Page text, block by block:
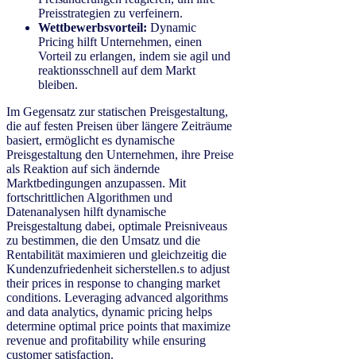
Preisstrategien zu verfeinern.
Wettbewerbsvorteil: Dynamic
Pricing hilft Unternehmen, einen
Vorteil zu erlangen, indem sie agil und
reaktionsschnell auf dem Markt
bleiben.
Im Gegensatz zur statischen Preisgestaltung,
die auf festen Preisen über längere Zeiträume
basiert, ermöglicht es dynamische
Preisgestaltung den Unternehmen, ihre Preise
als Reaktion auf sich ändernde
Marktbedingungen anzupassen. Mit
fortschrittlichen Algorithmen und
Datenanalysen hilft dynamische
Preisgestaltung dabei, optimale Preisniveaus
zu bestimmen, die den Umsatz und die
Rentabilität maximieren und gleichzeitig die
Kundenzufriedenheit sicherstellen.s to adjust
their prices in response to changing market
conditions. Leveraging advanced algorithms
and data analytics, dynamic pricing helps
determine optimal price points that maximize
revenue and profitability while ensuring
customer satisfaction.